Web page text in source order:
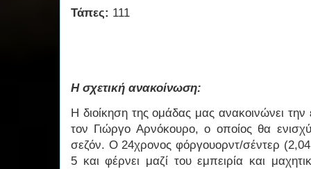
Τάπες: 111
Η σχετική ανακοίνωση:
Η διοίκηση της ομάδας μας ανακοινώνει
τον Γιώργο Αρνόκουρο, ο οποίος θα
σεζόν. Ο 24χρονος φόργουορντ/σέντερ
5 και φέρνει μαζί του εμπειρία και